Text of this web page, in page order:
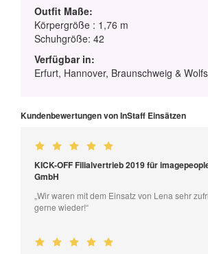
Outfit Maße:
Körpergröße : 1,76 m
Schuhgröße: 42
Verfügbar in:
Erfurt, Hannover, Braunschweig &
Kundenbewertungen von InStaff Einsätzen
KICK-OFF Filialvertrieb 2019 für
GmbH
„Wir waren mit dem Einsatz von Lena sehr
gerne wieder!“